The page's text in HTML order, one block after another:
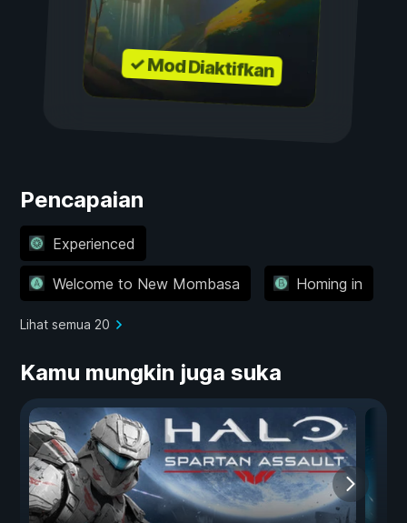
✓ Mod Diaktifkan
Pencapaian
Experienced
Welcome to New Mombasa Homing in
Lihat semua 20
Kamu mungkin juga suka